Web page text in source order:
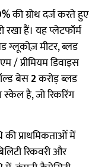
की ग्रोथ दर्ज करते हुए
रखा हैं। यह प्लेटफॉर्म
ग्लूकोज़ मीटर, ब्लड
/ प्रीमियम डिवाइस
बेस2करोड़ ब्लड
स्केल है, जो रिकरिंग
प्राथमिकताओं में
रिकवरी और